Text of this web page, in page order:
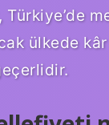
ülkede